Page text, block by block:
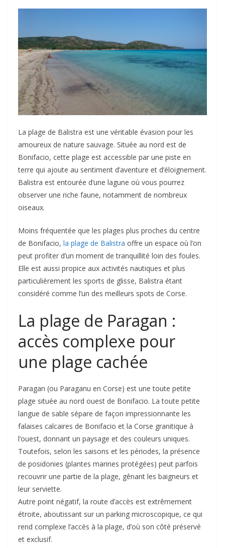
La plage de Balistra est une véritable évasion pour les
amoureux de nature sauvage. Située au nord est de
Bonifacio, cette plage est accessible par une piste en
terre qui ajoute au sentiment d’aventure et d’éloignement.
Balistra est entourée d’une lagune où vous pourrez
observer une riche faune, notamment de nombreux
oiseaux.
Moins fréquentée que les plages plus proches du centre
de Bonifacio, la plage de Balistra offre un espace où l’on
peut profiter d’un moment de tranquillité loin des foules.
Elle est aussi propice aux activités nautiques et plus
particulièrement les sports de glisse, Balistra étant
considéré comme l’un des meilleurs spots de Corse.
La plage de Paragan :
accès complexe pour
une plage cachée
Paragan (ou Paraganu en Corse) est une toute petite
plage située au nord ouest de Bonifacio. La toute petite
langue de sable sépare de façon impressionnante les
falaises calcaires de Bonifacio et la Corse granitique à
l’ouest, donnant un paysage et des couleurs uniques.
Toutefois, selon les saisons et les périodes, la présence
de posidonies (plantes marines protégées) peut parfois
recouvrir une partie de la plage, gênant les baigneurs et
leur serviette.
Autre point négatif, la route d’accès est extrêmement
étroite, aboutissant sur un parking microscopique, ce qui
rend complexe l’accès à la plage, d’où son côté préservé
et exclusif.